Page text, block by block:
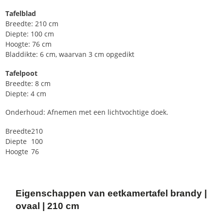
Tafelblad
Breedte: 210 cm
Diepte: 100 cm
Hoogte: 76 cm
Bladdikte: 6 cm, waarvan 3 cm opgedikt
Tafelpoot
Breedte: 8 cm
Diepte: 4 cm
Onderhoud: Afnemen met een lichtvochtige doek.
Breedte210
Diepte 100
Hoogte 76
Eigenschappen van eetkamertafel brandy |
ovaal | 210 cm